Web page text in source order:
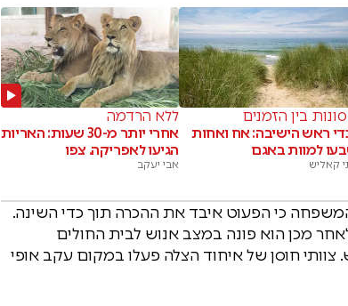
בין הזמנים
ראש הישיבה: אח ואחות
למוות באגם
קאליש
ללא הרדמה
אחרי יותר מ-30 שעות: האריות
הגיעו לאפריקה. צפו
אבי יעקב
כי הפעוט איבד את ההכרה תוך כדי השינה.
מכן הוא פונה במצב אנוש לבית החולים
חוסן של איחוד הצלה פעלו במקום עקב אופי